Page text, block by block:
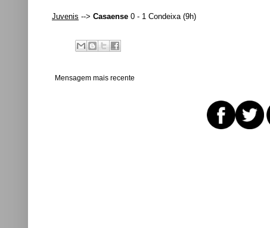
Juvenis --> Casaense 0 - 1 Condeixa (9h)
Mensagem mais recente